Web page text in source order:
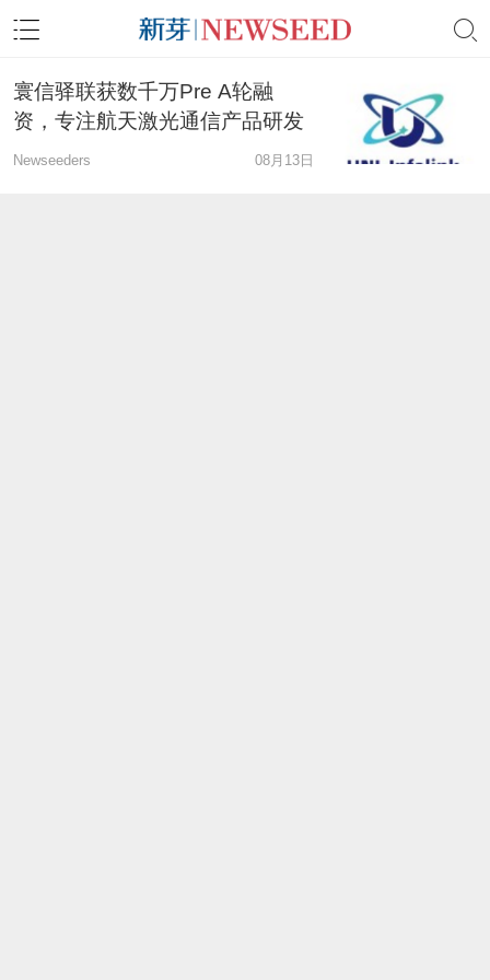
寰信驿联获数千万Pre A轮融
资，专注航天激光通信产品研发
Newseeders 08月13日